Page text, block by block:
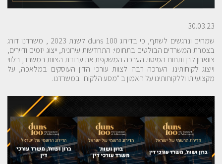
30.03.23
שמחים ונרגשים לשתף, כי בדירוג duns 100 לשנת 2023 , משרדנו דורג
בצמרת המשרדים הבולטים בתחומי: התחדשות עירונית, ייצוג יזמים ודיירים,
צווארון לבן ותחום המיסוי. הערכה המשקפת את עבודת הצוות במשרד, בלווי
וייצוג לקוחותינו. הערכה רבה לצוות עורכי הדין העוסקים במלאכה, על
מקצועיותו וללקוחותינו על האמון ב "מסע הלקוח" במשרדנו.